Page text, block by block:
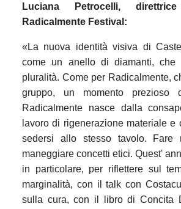
Luciana Petrocelli,
Radicalmente Festival:
« La nuova identità visiva di
come un anello di diamanti, che
pluralità. Come per Radicalmente,
gruppo, un momento prezioso
Radicalmente nasce dalla
lavoro di rigenerazione materiale e
sedersi allo stesso tavolo. Fare
maneggiare concetti etici. Quest'
in particolare, per riflettere sul
marginalità, con il talk con
sulla cura, con il libro di Concita